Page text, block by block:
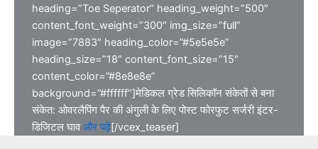
heading=”Toe Seperator” heading_weight=”500″
content_font_weight=”300″ img_size=”full”
image=”7883″ heading_color=”#5e5e5e”
heading_size=”18″ content_font_size=”15″
content_color=”#8e8e8e”
background=”#ffffff”]मेडिकल ग्रेड सिलिकॉन संकेतों से बना
संकेत: ओवरलैपिंग पैर की अंगुली के लिए पोस्ट फोरफुट सर्जरी इंटर-
डिजिटल घावऔर पढ़ें[/vcex_teaser]